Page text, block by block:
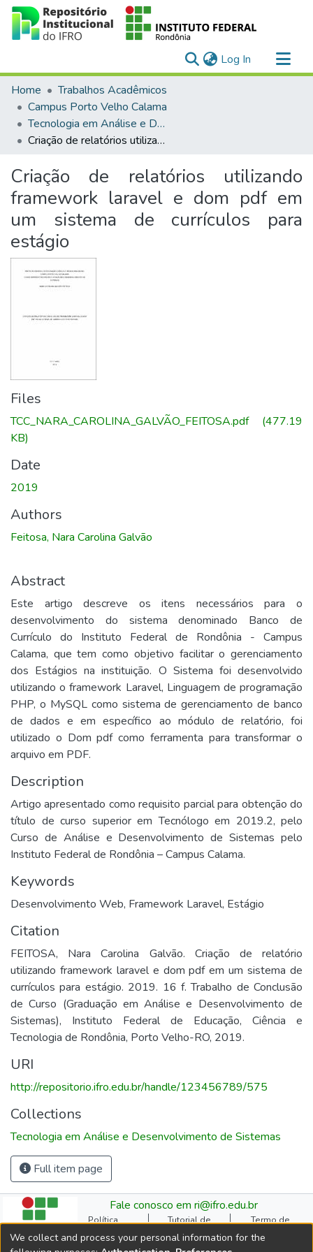
Log In (current)
Communities & Collections
All of DSpace
Statistics
Home
Trabalhos Acadêmicos
Campus Porto Velho Calama
Tecnologia em Análise e Desenvolvimento de Sistemas
Criação de relatórios utilizando framework laravel e dom pdf em um sistema de currículos para estágio
Criação de relatórios utilizando
framework laravel e dom pdf em
um sistema de currículos para
estágio
Files
TCC_NARA_CAROLINA_GALVÃO_FEITOSA.pdf(477.19
KB)
Date
2019
Authors
Feitosa, Nara Carolina Galvão
Abstract
Este artigo descreve os itens necessários para o
desenvolvimento do sistema denominado Banco de
Currículo do Instituto Federal de Rondônia - Campus
Calama, que tem como objetivo facilitar o gerenciamento
dos Estágios na instituição. O Sistema foi desenvolvido
utilizando o framework Laravel, Linguagem de programação
PHP, o MySQL como sistema de gerenciamento de banco
de dados e em específico ao módulo de relatório, foi
utilizado o Dom pdf como ferramenta para transformar o
arquivo em PDF.
Description
Artigo apresentado como requisito parcial para obtenção do
título de curso superior em Tecnólogo em 2019.2, pelo
Curso de Análise e Desenvolvimento de Sistemas pelo
Instituto Federal de Rondônia – Campus Calama.
Keywords
Desenvolvimento Web, Framework Laravel, Estágio
Citation
FEITOSA, Nara Carolina Galvão. Criação de relatório
utilizando framework laravel e dom pdf em um sistema de
currículos para estágio. 2019. 16 f. Trabalho de Conclusão
de Curso (Graduação em Análise e Desenvolvimento de
Sistemas), Instituto Federal de Educação, Ciência e
Tecnologia de Rondônia, Porto Velho-RO, 2019.
URI
http://repositorio.ifro.edu.br/handle/123456789/575
Collections
Tecnologia em Análise e Desenvolvimento de Sistemas
Full item page
Fale conosco em ri@ifro.edu.br
Política
Institucional do RI
Tutorial de
Submissão
Termo de
Autorização
Manual do TCC
We collect and process your personal information for the